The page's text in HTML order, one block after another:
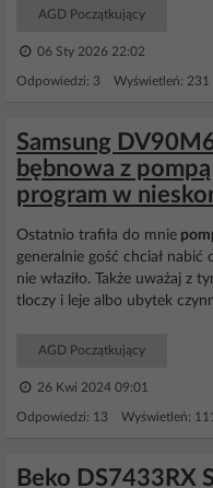
AGD Początkujący
06 Sty 2026 22:02
Odpowiedzi: 3 Wyświetleń: 231
Samsung
bębnowa z pompą
program w
Ostatnio trafiła do mnie
generalnie gość chciał
nie właziło. Także uważaj z
tloczy i leje albo ubytek
AGD Początkujący
26 Kwi 2024 09:01
Odpowiedzi: 13 Wyświetleń:
Beko DS7433RX